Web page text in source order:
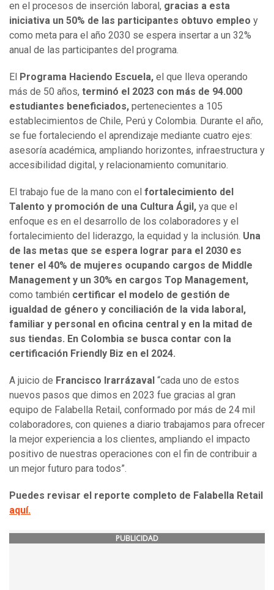
en el procesos de inserción laboral, gracias a esta
iniciativa un 50% de las participantes obtuvo empleo y
como meta para el año 2030 se espera insertar a un 32%
anual de las participantes del programa.
El Programa Haciendo Escuela, el que lleva operando
más de 50 años, terminó el 2023 con más de 94.000
estudiantes beneficiados, pertenecientes a 105
establecimientos de Chile, Perú y Colombia. Durante el año,
se fue fortaleciendo el aprendizaje mediante cuatro ejes:
asesoría académica, ampliando horizontes, infraestructura y
accesibilidad digital, y relacionamiento comunitario.
El trabajo fue de la mano con el fortalecimiento del
Talento y promoción de una Cultura Ágil, ya que el
enfoque es en el desarrollo de los colaboradores y el
fortalecimiento del liderazgo, la equidad y la inclusión. Una
de las metas que se espera lograr para el 2030 es
tener el 40% de mujeres ocupando cargos de Middle
Management y un 30% en cargos Top Management,
como también certificar el modelo de gestión de
igualdad de género y conciliación de la vida laboral,
familiar y personal en oficina central y en la mitad de
sus tiendas. En Colombia se busca contar con la
certificación Friendly Biz en el 2024.
A juicio de Francisco Irarrázaval “cada uno de estos
nuevos pasos que dimos en 2023 fue gracias al gran
equipo de Falabella Retail, conformado por más de 24 mil
colaboradores, con quienes a diario trabajamos para ofrecer
la mejor experiencia a los clientes, ampliando el impacto
positivo de nuestras operaciones con el fin de contribuir a
un mejor futuro para todos”.
Puedes revisar el reporte completo de Falabella Retail
aquí.
PUBLICIDAD